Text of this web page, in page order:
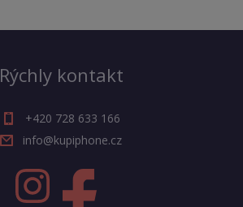
Rýchly kontakt
+420 728 633 166
info@kupiphone.cz